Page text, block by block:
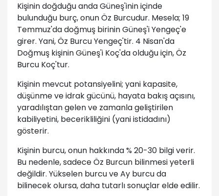
Kişinin doğduğu anda Güneş'inin içinde
bulunduğu burç, onun Öz Burcudur. Mesela; 19
Temmuz'da doğmuş birinin Güneş'i Yengeç'e
girer. Yani, Öz Burcu Yengeç'tir. 4 Nisan'da
Doğmuş kişinin Güneş'i Koç'da olduğu için, Öz
Burcu Koç'tur.
Kişinin mevcut potansiyelini; yani kapasite,
düşünme ve idrak gücünü, hayata bakış açısını,
yaradılıştan gelen ve zamanla geliştirilen
kabiliyetini, becerikliliğini (yani istidadını)
gösterir.
Kişinin burcu, onun hakkında % 20-30 bilgi verir.
Bu nedenle, sadece Öz Burcun bilinmesi yeterli
değildir. Yükselen burcu ve Ay burcu da
bilinecek olursa, daha tutarlı sonuçlar elde edilir.